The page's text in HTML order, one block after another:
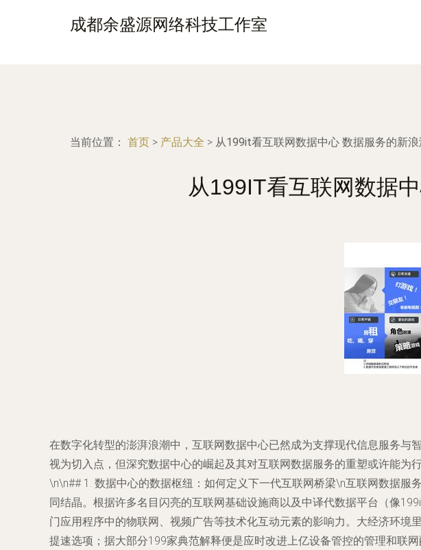
成都余盛源网络科技工作室
当前位置： 首页 > 产品大全 > 从199it看互联网数据中心 数据服务的新
从199IT看互联网数据
在数字化转型的澎湃浪潮中，互联网数据中心已然成为支撑现代信息服务
视为切入点，但深究数据中心的崛起及其对互联网数据服务的重塑或许能为
\n\n## 1. 数据中心的数据枢纽：如何定义下一代互联网桥梁\n互联网数据
同结晶。根据许多名目闪亮的互联网基础设施商以及中译代数据平台（像
门应用程序中的物联网、视频广告等技术化互动元素的影响力。大经济环
提速选项；据大部分199家典范解释便是应时改进上亿设备管控的管理和联